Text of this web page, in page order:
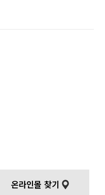
온라인몰 찾기